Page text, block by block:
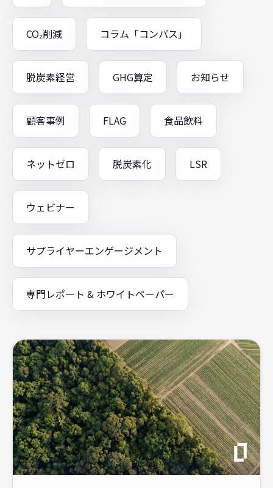
CO₂削減 コラム「コンパス」
脱炭素経営 GHG算定 お知らせ
顧客事例 FLAG 食品飲料
ネットゼロ 脱炭素化 LSR
ウェビナー
サプライヤーエンゲージメント
専門レポート & ホワイトペーパー